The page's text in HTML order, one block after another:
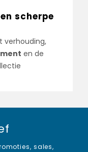
scherpe
verhouding,
en de
sales,